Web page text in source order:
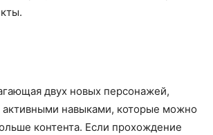
двух новых персонажей,
навыками, которые можно
контента. Если прохождение